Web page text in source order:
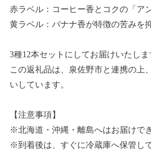
赤ラベル：コーヒー香とコクの「ア
黄ラベル：バナナ香が特徴の苦みを
3種12本セットにしてお届けいたしま
この返礼品は、泉佐野市と連携の上
いしています。
【注意事項】
※北海道・沖縄・離島へはお届けで
※到着後は、すぐに冷蔵庫へ保管し